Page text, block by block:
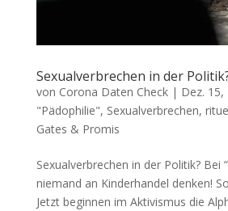
Sexualverbrechen in der
von Corona Daten Check| Dez. 15,
"Pädophilie", Sexualverbrechen,
Gates & Promis
Sexualverbrechen in der Politik? Bei
nie­mand an Kin­der­han­del denken!
Jetzt begin­nen im Akti­vis­mus die